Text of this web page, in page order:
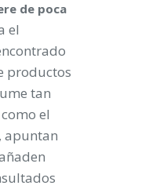
de poca
el
productos
tan
el
apuntan